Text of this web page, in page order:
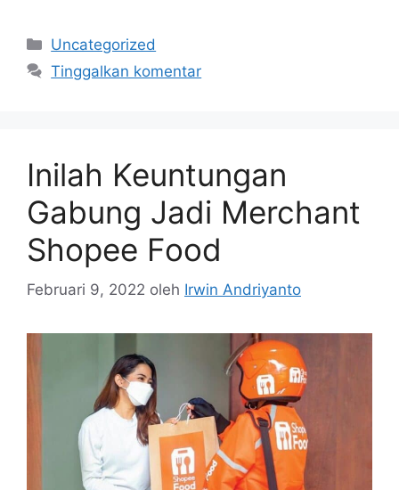
Kategori
Uncategorized
Tinggalkan komentar
Inilah Keuntungan
Gabung Jadi Merchant
Shopee Food
Februari 9, 2022 oleh Irwin Andriyanto